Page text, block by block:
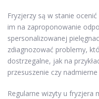
Fryzjerzy są w stanie
im na zaproponowanie
spersonalizowanej
zdiagnozować problemy,
dostrzegalne, jak na
przesuszenie czy
Regularne wizyty u fryzjera